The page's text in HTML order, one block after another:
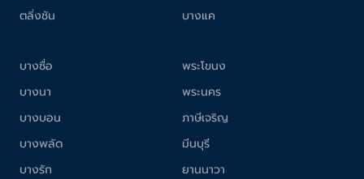
ตลิ่งชัน
บางแค
บางซื่อ
บางนา
บางบอน
บางพลัด
บางรัก
พระโขนง
พระนคร
ภาษีเจริญ
มีนบุรี
ยานนาวา